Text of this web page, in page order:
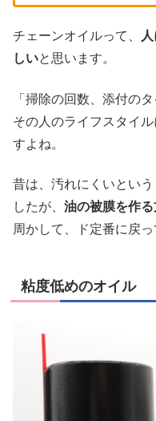
チェーンオイルって、
しいと思います。
「掃除の回数、添付の
その人のライフスタイ
すよね。
昔は、汚れにくいという
したが、 油の被膜を作
周かして、ド定番に戻っ
粘度低めのオイル